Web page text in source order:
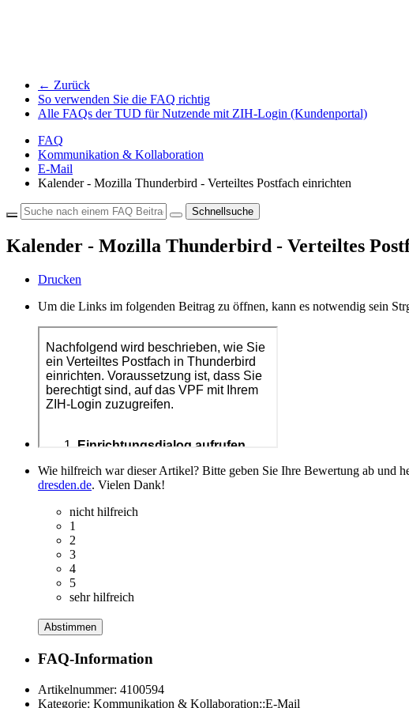
← Zurück
So verwenden Sie die FAQ richtig
Alle FAQs der TUD für Nutzende mit ZIH-Login (Kundenportal)
FAQ
Kommunikation & Kollaboration
E-Mail
Kalender - Mozilla Thunderbird - Verteiltes Postfach einrichten
Schnellsuche
Kalender - Mozilla Thunderbird - Verteiltes
Drucken
Um die Links im folgenden Beitrag zu öffnen, kann es notwendig sein
Wie hilfreich war dieser Artikel? Bitte geben Sie Ihre Bewertung ab und
dresden.de. Vielen Dank!
nicht hilfreich
1
2
3
4
5
sehr hilfreich
Abstimmen
FAQ-Information
Artikelnummer: 4100594
Kategorie: Kommunikation & Kollaboration::E-Mail